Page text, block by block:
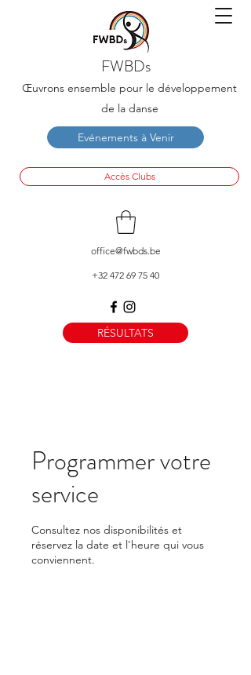
FWBDs
Œuvrons ensemble pour le développement
de la danse
Evénements à Venir
Accès Clubs
office@fwbds.be
+32 472 69 75 40
RÉSULTATS
Programmer votre
service
Consultez nos disponibilités et
réservez la date et l'heure qui vous
conviennent.